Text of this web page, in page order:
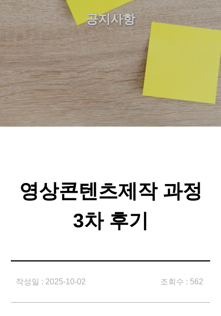
공지사항
영상콘텐츠제작 과정
3차 후기
작성일 : 2025-10-02 조회수 : 562